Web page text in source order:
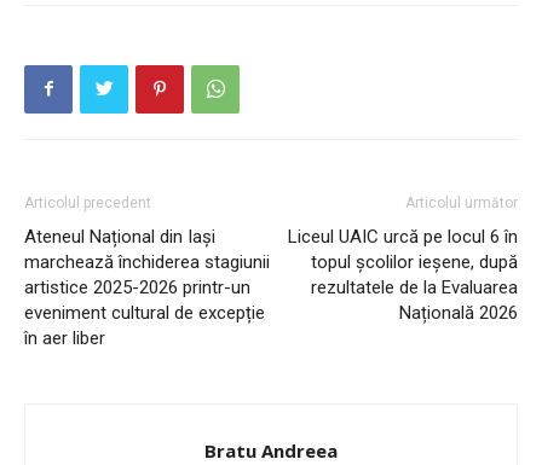
Articolul precedent
Ateneul Național din Iași
marchează închiderea stagiunii
artistice 2025-2026 printr-un
eveniment cultural de excepție
în aer liber
Articolul următor
Liceul UAIC urcă pe locul 6 în
topul școlilor ieșene, după
rezultatele de la Evaluarea
Națională 2026
Bratu Andreea